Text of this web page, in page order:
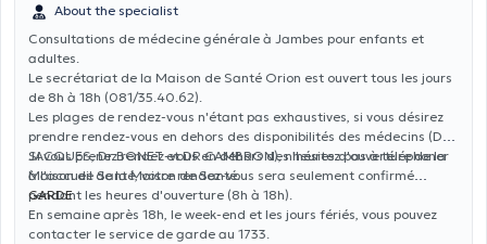
About the specialist
Consultations de médecine générale à Jambes pour enfants et
adultes.
Le secrétariat de la Maison de Santé Orion est ouvert tous les jours
de 8h à 18h (081/35.40.62).
Les plages de rendez-vous n'étant pas exhaustives, si vous désirez
prendre rendez-vous en dehors des disponibilités des médecins (Dr
JACQUES, Dr BONET et DR CAMBRON), n'hésitez pas à téléphoner
à l'accueil de la Maison de Santé.
Si vous prenez rendez-vous en dehors des heures d'ouverture de la
Maison de Santé, votre rendez-vous sera seulement confirmé
pendant les heures d'ouverture (8h à 18h).
GARDE
En semaine après 18h, le week-end et les jours fériés, vous pouvez
contacter le service de garde au 1733.